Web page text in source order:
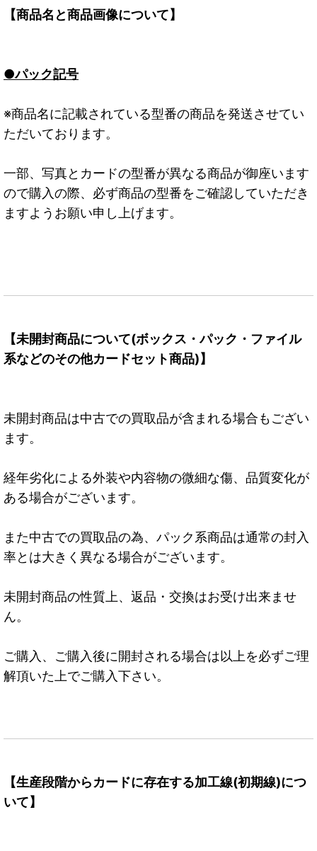
【商品名と商品画像について】
●パック記号
※商品名に記載されている型番の商品を発送させてい
ただいております。
一部、写真とカードの型番が異なる商品が御座います
ので購入の際、必ず商品の型番をご確認していただき
ますようお願い申し上げます。
【未開封商品について(ボックス・パック・ファイル
系などのその他カードセット商品)】
未開封商品は中古での買取品が含まれる場合もござい
ます。
経年劣化による外装や内容物の微細な傷、品質変化が
ある場合がございます。
また中古での買取品の為、パック系商品は通常の封入
率とは大きく異なる場合がございます。
未開封商品の性質上、返品・交換はお受け出来ませ
ん。
ご購入、ご購入後に開封される場合は以上を必ずご理
解頂いた上でご購入下さい。
【生産段階からカードに存在する加工線(初期線)につ
いて】